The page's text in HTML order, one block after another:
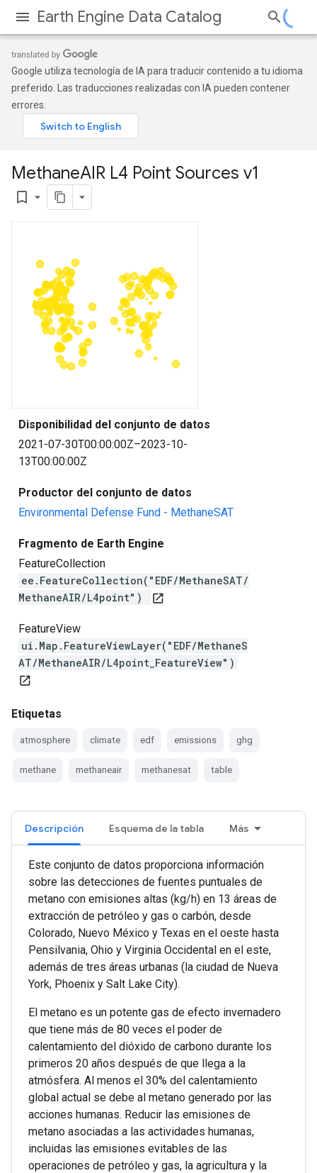
Earth Engine Data Catalog
Google utiliza tecnología de IA para traducir contenido a tu idioma
preferido. Las traducciones realizadas con IA pueden contener
errores.
MethaneAIR L4 Point Sources v1
bookmark_border
Disponibilidad del conjunto de datos
2021-07-30T00:00:00Z–2023-10-
13T00:00:00Z
Productor del conjunto de datos
Environmental Defense Fund - MethaneSAT
Fragmento de Earth Engine
FeatureCollection
ee.FeatureCollection("EDF/MethaneSAT/
MethaneAIR/L4point")
open_in_new
FeatureView
ui.Map.FeatureViewLayer("EDF/MethaneS
AT/MethaneAIR/L4point_FeatureView")
open_in_new
Etiquetas
atmosphere climate edf emissions ghg
methane methaneair methanesat table
Descripción Esquema de la tabla Más
Este conjunto de datos proporciona información
sobre las detecciones de fuentes puntuales de
metano con emisiones altas (kg/h) en 13 áreas de
extracción de petróleo y gas o carbón, desde
Colorado, Nuevo México y Texas en el oeste hasta
Pensilvania, Ohio y Virginia Occidental en el este,
además de tres áreas urbanas (la ciudad de Nueva
York, Phoenix y Salt Lake City).
El metano es un potente gas de efecto invernadero
que tiene más de 80 veces el poder de
calentamiento del dióxido de carbono durante los
primeros 20 años después de que llega a la
atmósfera. Al menos el 30% del calentamiento
global actual se debe al metano generado por las
acciones humanas. Reducir las emisiones de
metano asociadas a las actividades humanas,
incluidas las emisiones evitables de las
operaciones de petróleo y gas, la agricultura y la